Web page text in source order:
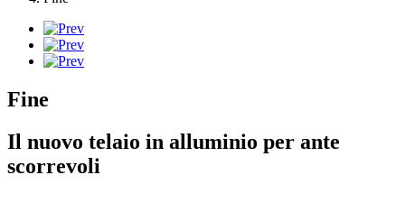
Fine
Il nuovo telaio in alluminio per ante
scorrevoli